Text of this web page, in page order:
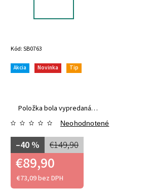
Kód:SB0763
Akcia Novinka Tip
Položka bola vypredaná…
Neohodnotené
€149,90
–40 %
€89,90
€73,09 bez DPH